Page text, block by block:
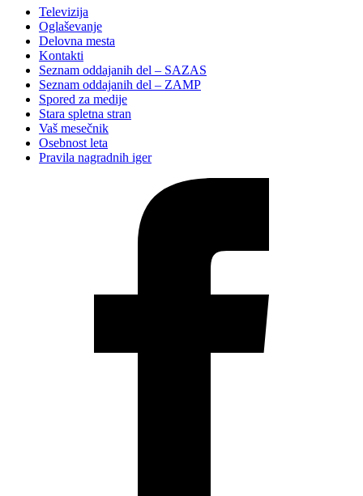
Televizija
Oglaševanje
Delovna mesta
Kontakti
Seznam oddajanih del – SAZAS
Seznam oddajanih del – ZAMP
Spored za medije
Stara spletna stran
Vaš mesečnik
Osebnost leta
Pravila nagradnih iger